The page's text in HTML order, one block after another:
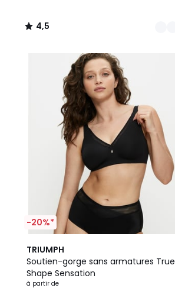
4,5
/
-20%*
TRIUMPH
Soutien-gorge sans armatures True
Shape Sensation
à partir de
4,1
/ 5
2
Couleurs